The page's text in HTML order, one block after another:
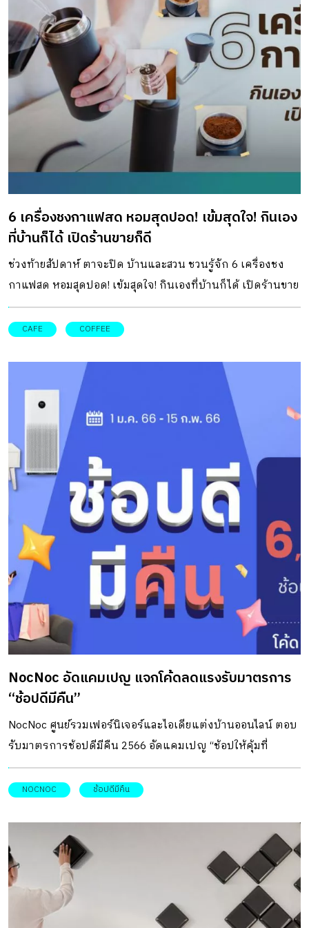
6 เครื่องชงกาแฟสด หอมสุดปอด! เข้มสุดใจ! กินเอง
ที่บ้านก็ได้ เปิดร้านขายก็ดี
ช่วงท้ายสัปดาห์ ตาจะปิด บ้านและสวน ชวนรู้จัก 6 เครื่องชง
กาแฟสด หอมสุดปอด! เข้มสุดใจ! กินเองที่บ้านก็ได้ เปิดร้านขาย
ก็ดี มาดูกันว่าวิธีการของเครื่องชงกาแฟที่แบบไหนที่อร่อย หอม
เข้ม เพราะกาแฟสดถึงแม้จะเป็นเมล็ดแบบเดียวกัน แต่ถ้า
ต่างไปด้วย โดย บ้านและสวน ได้รวบรวม 6 รูปแบบการทำงาน
ของ เครื่องชงกาแฟสดยอดนิยม ที่เหมาะกับการชงกินเอง และ
ชงขาย รวมทั้งเล่าถึงลักษณะการสกัดและรสชาติที่ออกมาของ
วิธีการชงกาแฟสดแต่ละชนิด สำหรับคอกาแฟ และคนที่กำลัง
จะเปิดคาเฟ่ ร้านกาแฟ ที่กำลังเลือกเครื่องชงกาแฟที่บ้าน
เครื่องชงกาแฟสดกินเอง หรือการค้า เพื่อเป็นข้อมูลประกอบ
การตัดสินใจให้ทุกคนเลือกเครื่องชงที่ใช่ พร้อมชี้เป้าพิกัด
เครื่องชงกาแฟยี่ห้อไหนดี ราคาไม่แรง มาให้ #เลือกจนกว่าจะ
ชอบ ใน NocNoc แหล่งรวมสินค้า ความรู้ และแรงบันดาลใจ
สำหรับบ้านไหนที่ชอบดื่มคาเฟอีน หรือคนที่กำลังจะเปิดร้าน
คาเฟ่ ร้านกาแฟ และสำหรับธุรกิจ SMEs ต่าง ๆ เช่น ร้านอาหาร
โรงแรม พิเศษสำหรับใครที่สนใจซื้อสินค้าในปริมาณมาก
สามารถรับดีลเด็ดจาก NocNoc For […]
CAFE COFFEE
NocNoc อัดแคมเปญ แจกโค้ดลดแรงรับมาตรการ
“ช้อปดีมีคืน”
NocNoc ศูนย์รวมเฟอร์นิเจอร์และไอเดียแต่งบ้านออนไลน์ ตอบ
รับมาตรการช้อปดีมีคืน 2566 อัดแคมเปญ “ช้อปให้คุ้มที่
NocNoc ลดหย่อนภาษีได้” แจกโค้ดส่วนลดแรงให้ช้อปคุ้ม ลด
สูงสุดถึง 6,000 บาท พร้อมออกใบกำกับภาษีอิเล็กทรอนิกส์ลด
ทั้งบนเว็บไซต์และแอปพลิเคชัน พร้อมจัดส่งฟรีถึงหน้าบ้าน
โดยคาดหวังว่าแคมเปญนี้จะช่วยภาครัฐกระตุ้นเศรษฐกิจ และ
การจับจ่ายใช้สอยกลุ่มสินค้า Home and Living ของกลุ่มลูกค้า
ทั้ง B2C และ B2B ในช่วงต้นปีให้คึกคักมากยิ่งขึ้น ตั้งแต่วันนี้
ถึง 15 กุมภาพันธ์ 2566 นี้ คุณชลลักษณ์ มหาสุวีระชัย
NOCNOC ช้อปดีมีคืน